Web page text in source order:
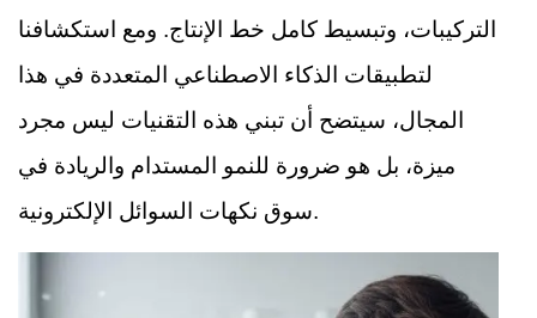
التركيبات، وتبسيط كامل خط الإنتاج. ومع استكشافنا
لتطبيقات الذكاء الاصطناعي المتعددة في هذا
المجال، سيتضح أن تبني هذه التقنيات ليس مجرد
ميزة، بل هو ضرورة للنمو المستدام والريادة في
سوق نكهات السوائل الإلكترونية.